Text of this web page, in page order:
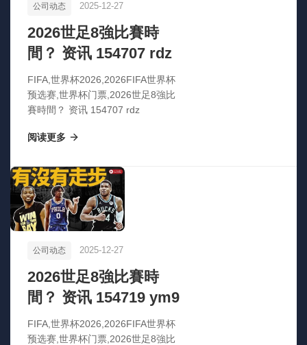
公司动态 2025-12-27
2026世足8強比賽時
間？ 资讯 154707 rdz
FIFA,世界杯2026,2026FIFA世界杯
预选赛,世界杯门票,2026世足8強比
賽時間？ 资讯 154707 rdz
阅读更多
公司动态 2025-12-27
2026世足8強比賽時
間？ 资讯 154719 ym9
FIFA,世界杯2026,2026FIFA世界杯
预选赛,世界杯门票,2026世足8強比